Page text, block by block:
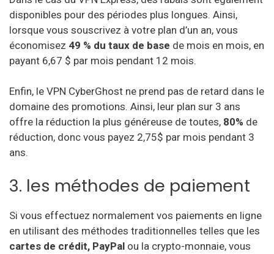
disponibles pour des périodes plus longues. Ainsi,
lorsque vous souscrivez à votre plan d’un an, vous
économisez 49 % du taux de base de mois en mois, en
payant 6,67 $ par mois pendant 12 mois.
Enfin, le VPN CyberGhost ne prend pas de retard dans le
domaine des promotions. Ainsi, leur plan sur 3 ans
offre la réduction la plus généreuse de toutes, 80% de
réduction, donc vous payez 2,75$ par mois pendant 3
ans.
3. les méthodes de paiement
Si vous effectuez normalement vos paiements en ligne
en utilisant des méthodes traditionnelles telles que les
cartes de crédit, PayPal ou la crypto-monnaie, vous